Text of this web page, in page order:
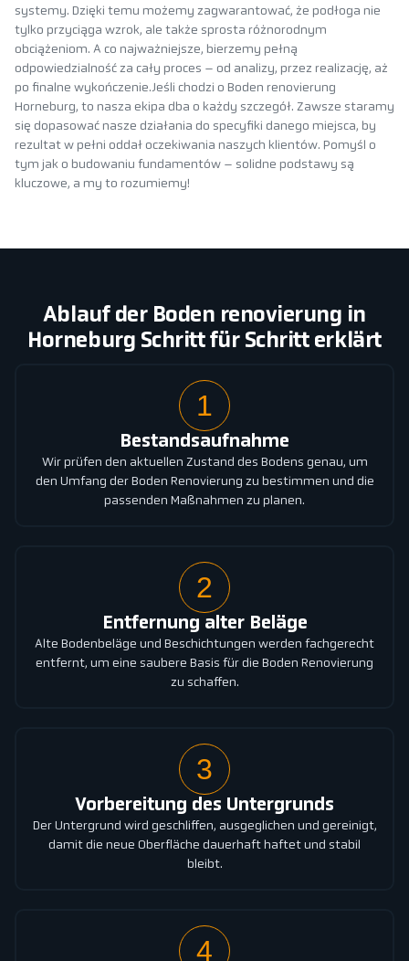
systemy. Dzięki temu możemy zagwarantować, że podłoga nie
tylko przyciąga wzrok, ale także sprosta różnorodnym
obciążeniom. A co najważniejsze, bierzemy pełną
odpowiedzialność za cały proces – od analizy, przez realizację, aż
po finalne wykończenie.Jeśli chodzi o Boden renovierung
Horneburg, to nasza ekipa dba o każdy szczegół. Zawsze staramy
się dopasować nasze działania do specyfiki danego miejsca, by
rezultat w pełni oddał oczekiwania naszych klientów. Pomyśl o
tym jak o budowaniu fundamentów – solidne podstawy są
kluczowe, a my to rozumiemy!
Ablauf der Boden renovierung in
Horneburg Schritt für Schritt erklärt
1
Bestandsaufnahme
Wir prüfen den aktuellen Zustand des Bodens genau, um
den Umfang der Boden Renovierung zu bestimmen und die
passenden Maßnahmen zu planen.
2
Entfernung alter Beläge
Alte Bodenbeläge und Beschichtungen werden fachgerecht
entfernt, um eine saubere Basis für die Boden Renovierung
zu schaffen.
3
Vorbereitung des Untergrunds
Der Untergrund wird geschliffen, ausgeglichen und gereinigt,
damit die neue Oberfläche dauerhaft haftet und stabil
bleibt.
4